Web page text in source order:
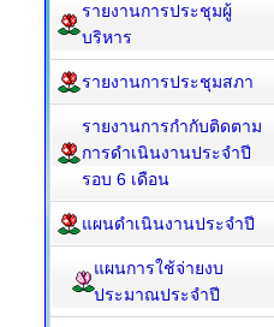
รายงานการประชุมผู้
บริหาร
รายงานการประชุมสภา
รายงานการกำกับติดตาม
การดำเนินงานประจำปี
รอบ 6 เดือน
แผนดำเนินงานประจำปี
แผนการใช้จ่ายงบ
ประมาณประจำปี